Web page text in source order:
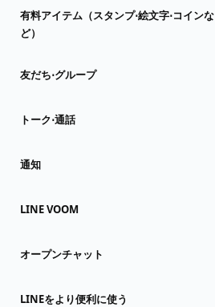
有料アイテム（スタンプ⋅絵文字⋅コインな
ど）
友だち⋅グループ
トーク⋅通話
通知
LINE VOOM
オープンチャット
LINEをより便利に使う